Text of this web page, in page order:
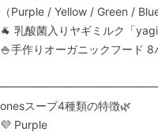
（Purple / Yellow / Green / Blue
🐐 乳酸菌入りヤギミルク「
🍚手作りオーガニックフード 8
onesスープ4種類の特徴🌿
💜 Purple